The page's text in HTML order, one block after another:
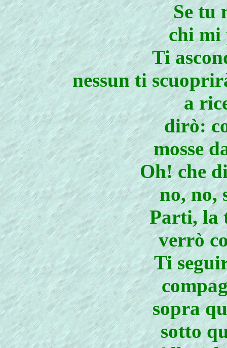
Se tu
chi mi
Ti
nessun ti
a
dirò:
mosse
Oh! che
no, no,
Parti, la
verrò
Ti
sopra
sotto